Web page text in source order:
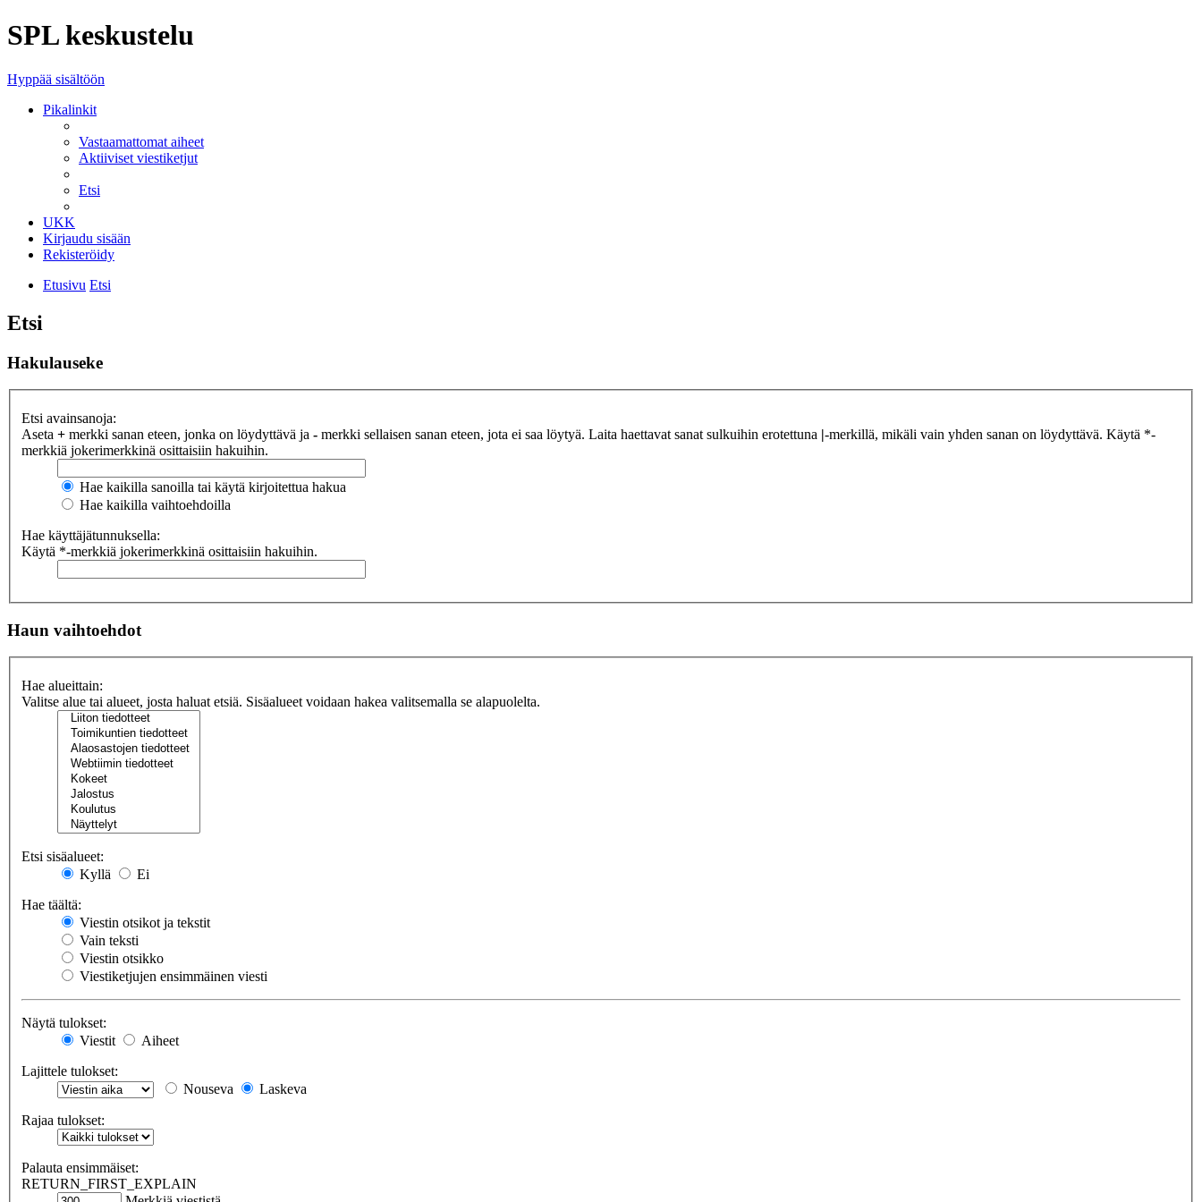
SPL keskustelu
Hyppää sisältöön
Pikalinkit
Vastaamattomat aiheet
Aktiiviset viestiketjut
Etsi
UKK
Kirjaudu sisään
Rekisteröidy
Etusivu Etsi
Etsi
Hakulauseke
Etsi avainsanoja:
Aseta + merkki sanan eteen, jonka on löydyttävä ja - merkki sellaisen sanan eteen, jota ei saa löytyä. Laita haettavat sanat sulkuihin erotettuna |-merkillä, mikäli vain yhden sanan on löydyttävä. Käytä *-
merkkiä jokerimerkkinä osittaisiin hakuihin.
Hae kaikilla sanoilla tai käytä kirjoitettua hakua
Hae kaikilla vaihtoehdoilla
Hae käyttäjätunnuksella:
Käytä *-merkkiä jokerimerkkinä osittaisiin hakuihin.
Haun vaihtoehdot
Hae alueittain:
Valitse alue tai alueet, josta haluat etsiä. Sisäalueet voidaan hakea valitsemalla se alapuolelta.
Etsi sisäalueet:
Kyllä
Ei
Hae täältä:
Viestin otsikot ja tekstit
Vain teksti
Viestin otsikko
Viestiketjujen ensimmäinen viesti
Näytä tulokset:
Viestit
Aiheet
Lajittele tulokset:
Nouseva
Laskeva
Rajaa tulokset:
Palauta ensimmäiset:
RETURN_FIRST_EXPLAIN